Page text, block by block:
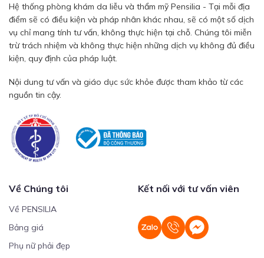
Hệ thống phòng khám da liễu và thẩm mỹ Pensilia - Tại mỗi địa
điểm sẽ có điều kiện và pháp nhân khác nhau, sẽ có một số dịch
vụ chỉ mang tính tư vấn, không thực hiện tại chỗ. Chúng tôi miễn
trừ trách nhiệm và không thực hiện những dịch vụ không đủ điều
kiện, quy định của pháp luật.
Nội dung tư vấn và giáo dục sức khỏe được tham khảo từ các
nguồn tin cậy.
Về Chúng tôi
Về PENSILIA
Bảng giá
Phụ nữ phải đẹp
Kết nối với tư vấn viên